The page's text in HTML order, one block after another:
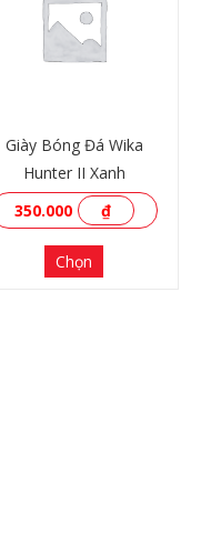
Giày Bóng Đá Wika
Hunter II Xanh
350.000
₫
Chọn